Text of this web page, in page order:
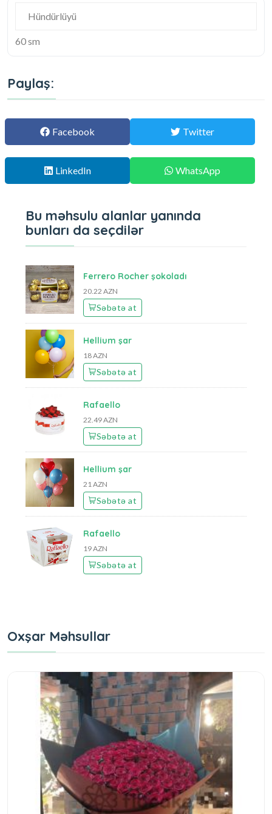
Hündürlüyü
60 sm
Paylaş:
Facebook Twitter
LinkedIn WhatsApp
Bu məhsulu alanlar yanında
bunları da seçdilər
Ferrero Rocher şokoladı
20.22 AZN
Səbətə at
Hellium şar
18 AZN
Səbətə at
Rafaello
22.49 AZN
Səbətə at
Hellium şar
21 AZN
Səbətə at
Rafaello
19 AZN
Səbətə at
Oxşar Məhsullar